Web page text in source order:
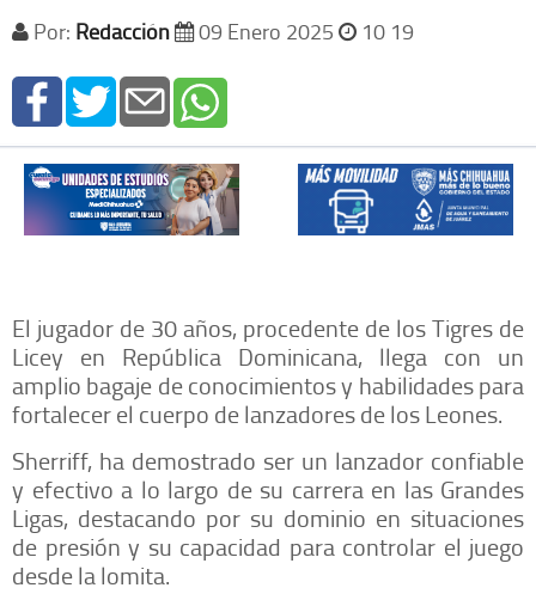
Por: Redacción 09 Enero 2025 10 19
El jugador de 30 años, procedente de los Tigres de
Licey en República Dominicana, llega con un
amplio bagaje de conocimientos y habilidades para
fortalecer el cuerpo de lanzadores de los Leones.
Sherriff, ha demostrado ser un lanzador confiable
y efectivo a lo largo de su carrera en las Grandes
Ligas, destacando por su dominio en situaciones
de presión y su capacidad para controlar el juego
desde la lomita.